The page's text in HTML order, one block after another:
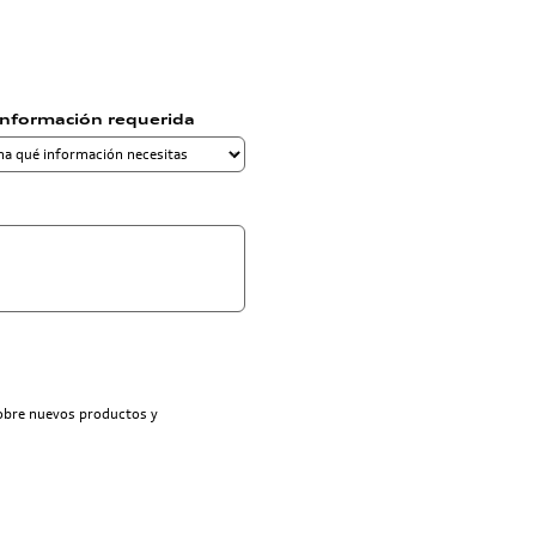
requerida
nuevos productos y